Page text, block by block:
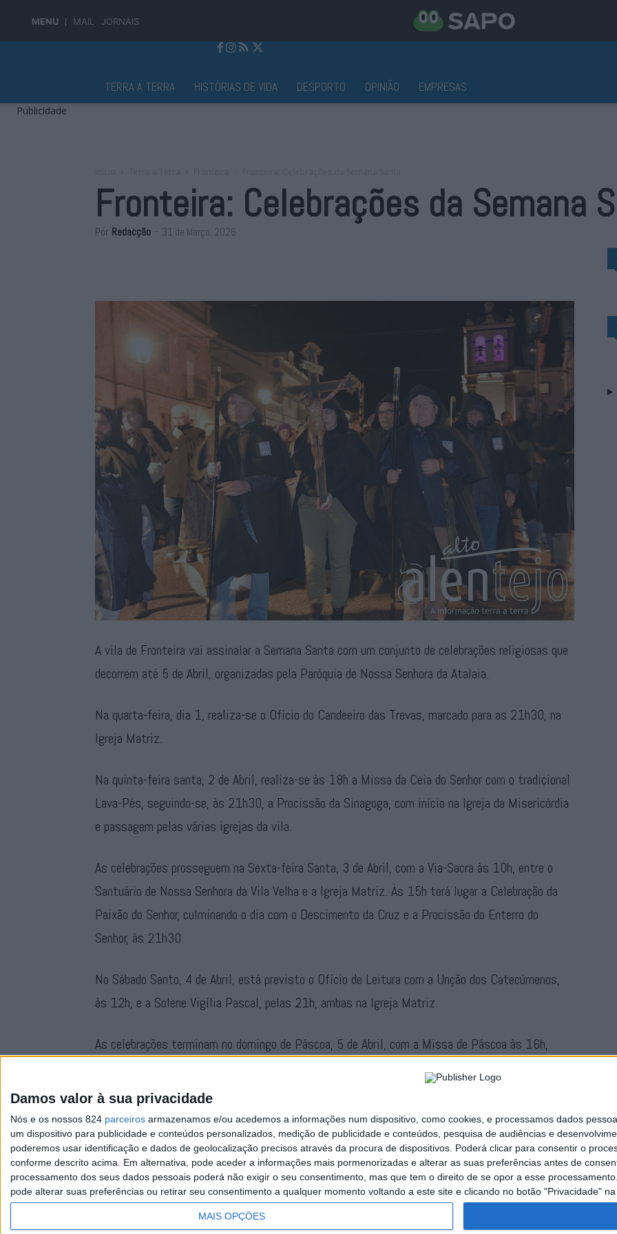
Damos valor à sua privacidade
Nós e os nossos 824 parceiros armazenamos e/ou acedemos a informações num dispositivo, como cookies, e processamos dados
um dispositivo para publicidade e conteúdos personalizados, medição de publicidade e conteúdos, pesquisa de audiências e
poderemos usar identificação e dados de geolocalização precisos através da procura de dispositivos. Poderá clicar para consentir o
conforme descrito acima. Em alternativa, pode aceder a informações mais pormenorizadas e alterar as suas preferências antes de
processamento dos seus dados pessoais poderá não exigir o seu consentimento, mas que tem o direito de se opor a esse
pode alterar suas preferências ou retirar seu consentimento a qualquer momento voltando a este site e clicando no botão "Privacidade"
MAIS OPÇÕES
MENU MAIL JORNAIS
TERRA A TERRA HISTÓRIAS DE VIDA DESPORTO OPINIÃO EMPRESAS
Publicidade
Fronteira: Celebrações da Semana
Por Redacção - 31 de Março, 2026
A vila de Fronteira vai assinalar a Semana Santa com um conjunto de celebrações religiosas que
decorrem até 5 de Abril, organizadas pela Paróquia de Nossa Senhora da Atalaia.
Na quarta-feira, dia 1, realiza-se o Ofício do Candeeiro das Trevas, marcado para as 21h30, na
Igreja Matriz.
Na quinta-feira santa, 2 de Abril, realiza-se às 18h a Missa da Ceia do Senhor com o tradicional
Lava-Pés, seguindo-se, às 21h30, a Procissão da Sinagoga, com início na Igreja da Misericórdia
e passagem pelas várias igrejas da vila.
As celebrações prosseguem na Sexta-feira Santa, 3 de Abril, com a Via-Sacra às 10h, entre o
Santuário de Nossa Senhora da Vila Velha e a Igreja Matriz. Às 15h terá lugar a Celebração da
Paixão do Senhor, culminando o dia com o Descimento da Cruz e a Procissão do Enterro do
Senhor, às 21h30.
No Sábado Santo, 4 de Abril, está previsto o Ofício de Leitura com a Unção dos Catecúmenos,
às 12h, e a Solene Vigília Pascal, pelas 21h, ambas na Igreja Matriz.
As celebrações terminam no domingo de Páscoa, 5 de Abril, com a Missa de Páscoa às 16h,
Senhora da Vila Velha.
Publicidade
RSS X